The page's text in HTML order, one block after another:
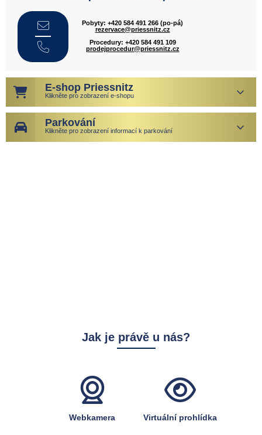
Pobyty: +420 584 491 266 (po-pá)
rezervace@priessnitz.cz
Procedury: +420 584 491 109
prodejprocedur@priessnitz.cz
E-shop Priessnitz
Klikněte pro zobrazení e-shopu
Parkování
Klikněte pro zobrazení informací k parkování
Jak je právě u nás?
Webkamera Virtuální prohlídka